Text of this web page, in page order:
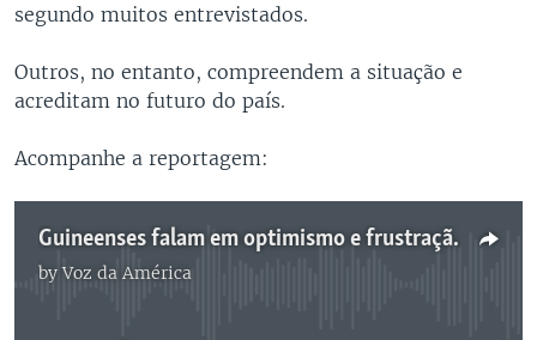
segundo muitos entrevistados.
Outros, no entanto, compreendem a situação e
acreditam no futuro do país.
Acompanhe a reportagem:
Guineenses falam em optimismo e frustração três anos após as eleições - 1:45
byVoz da América
No media source currently available